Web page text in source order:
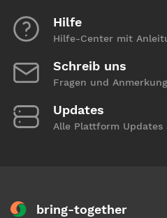
Hilfe
Hilfe-Center mit
Schreib uns
Fragen und
Updates
Alle Plattform Updates
bring-together